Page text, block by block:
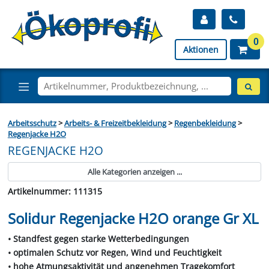
Aktionen
0
Arbeitsschutz>Arbeits- & Freizeitbekleidung>Regenbekleidung>
Regenjacke H2O
REGENJACKE H2O
Alle Kategorien anzeigen ...
Artikelnummer: 111315
Solidur Regenjacke H2O orange Gr XL
• Standfest gegen starke Wetterbedingungen
• optimalen Schutz vor Regen, Wind und Feuchtigkeit
• hohe Atmungsaktivität und angenehmen Tragekomfort